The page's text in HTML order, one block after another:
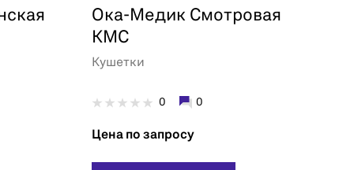
Ока-Медик Смотровая
КМС
Кушетки
0 0
Цена по запросу